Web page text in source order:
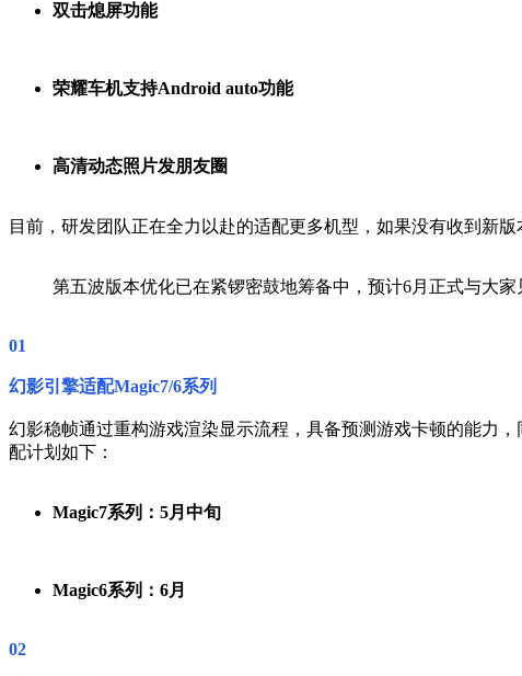
双击熄屏功能
荣耀车机支持Android auto功能
高清动态照片发朋友圈
目前，研发团队正在全力以赴的适配更多机型，如果没有收到新
第五波版本优化已在紧锣密鼓地筹备中，预计6月正式与大家
01
幻影引擎适配Magic7/6系列
幻影稳帧通过重构游戏渲染显示流程，具备预测游戏卡顿的能力
配计划如下：
Magic7系列：5月中旬
Magic6系列：6月
02